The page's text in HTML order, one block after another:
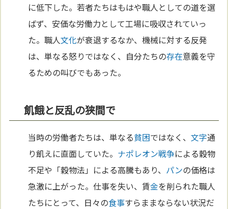
に低下した。若者たちはもはや職人としての道を選
ばず、安価な労働力として工場に吸収されていっ
た。職人文化が衰退するなか、機械に対する反発
は、単なる怒りではなく、自分たちの存在意義を守
るための叫びでもあった。
飢餓と反乱の狭間で
当時の労働者たちは、単なる貧困ではなく、文字通
り飢えに直面していた。 ナポレオン戦争による穀物
不足や「穀物法」による高騰もあり、 パンの価格は
急激に上がった。仕事を失い、賃金を削られた職人
たちにとって、日々の食事すらままならない状況だ